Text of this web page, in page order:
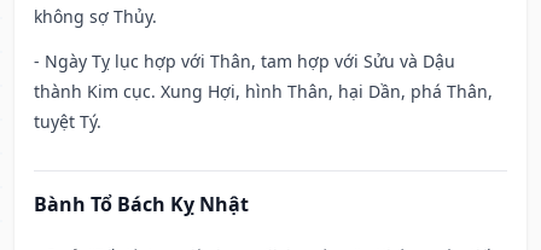
không sợ Thủy.
- Ngày Tỵ lục hợp với Thân, tam hợp với Sửu và Dậu
thành Kim cục. Xung Hợi, hình Thân, hại Dần, phá Thân,
tuyệt Tý.
Bành Tổ Bách Kỵ Nhật